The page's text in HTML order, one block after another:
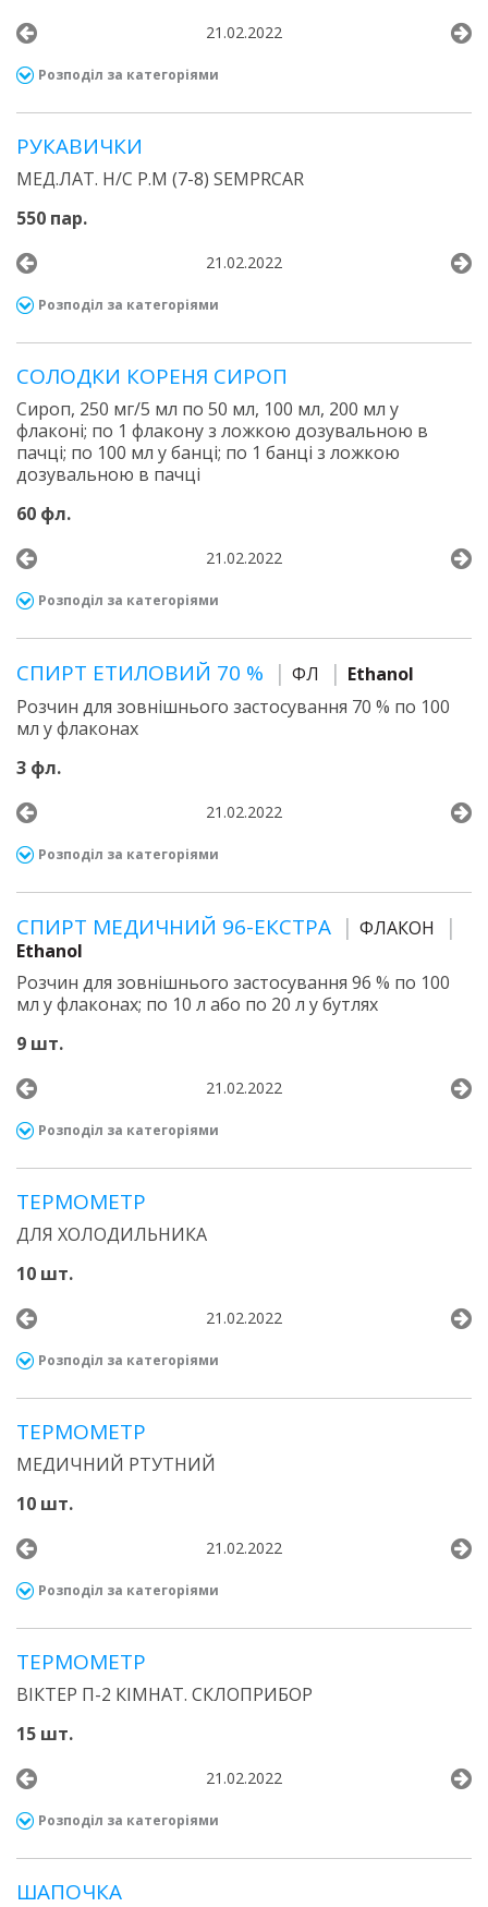
21.02.2022
Розподіл за категоріями
РУКАВИЧКИ
МЕД.ЛАТ. Н/С Р.М (7-8) SEMPRCAR
550 пар.
21.02.2022
Розподіл за категоріями
СОЛОДКИ КОРЕНЯ СИРОП
Сироп, 250 мг/5 мл по 50 мл, 100 мл, 200 мл у
флаконі; по 1 флакону з ложкою дозувальною в
пачці; по 100 мл у банці; по 1 банці з ложкою
дозувальною в пачці
60 фл.
21.02.2022
Розподіл за категоріями
СПИРТ ЕТИЛОВИЙ 70 % ФЛ
Ethanol
Розчин для зовнішнього застосування 70 % по 100
мл у флаконах
3 фл.
21.02.2022
Розподіл за категоріями
СПИРТ МЕДИЧНИЙ 96-ЕКСТРА
ФЛАКОН
Ethanol
Розчин для зовнішнього застосування 96 % по 100
мл у флаконах; по 10 л або по 20 л у бутлях
9 шт.
21.02.2022
Розподіл за категоріями
ТЕРМОМЕТР
ДЛЯ ХОЛОДИЛЬНИКА
10 шт.
21.02.2022
Розподіл за категоріями
ТЕРМОМЕТР
МЕДИЧНИЙ РТУТНИЙ
10 шт.
21.02.2022
Розподіл за категоріями
ТЕРМОМЕТР
ВІКТЕР П-2 КІМНАТ. СКЛОПРИБОР
15 шт.
21.02.2022
Розподіл за категоріями
ШАПОЧКА